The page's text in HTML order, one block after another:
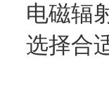
电磁辐
选择合